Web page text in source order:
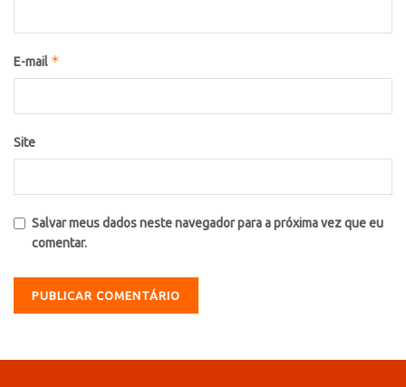
E-mail *
Site
Salvar meus dados neste navegador para a próxima vez que eu
comentar.